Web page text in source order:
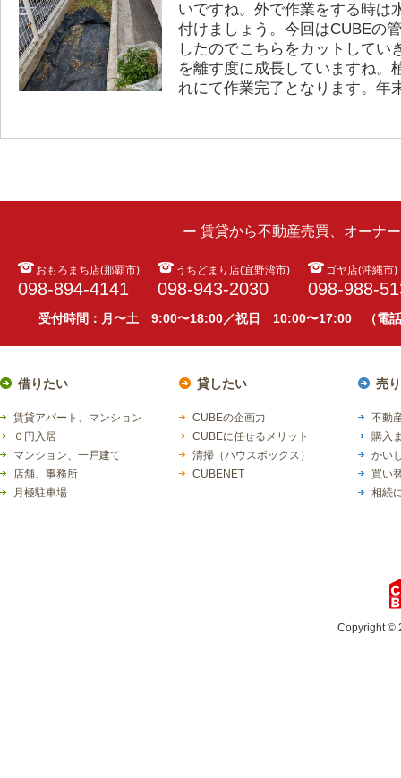
いですね。外で作業をする時は
付けましょう。今回はCUBEの
したのでこちらをカットしてい
を離す度に成長していますね。
れにて作業完了となります。
ー 賃貸から不動産売買、オーナ
おもろまち店(那覇市)
098-894-4141
うちどまり店(宜野湾市)
098-943-2030
ゴヤ店(沖縄市)
098-988-
受付時間：月〜土 9:00〜18:00／祝日 10:00〜17:00 （電話
借りたい
賃貸アパート、マンション
０円入居
マンション、一戸建て
店舗、事務所
月極駐車場
貸したい
CUBEの企画力
CUBEに任せるメリット
清掃（ハウスボックス）
CUBENET
売
不動
購入
かい
買い
相続
Copyright ©